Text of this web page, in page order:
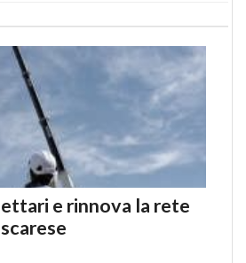
e rinnova la rete